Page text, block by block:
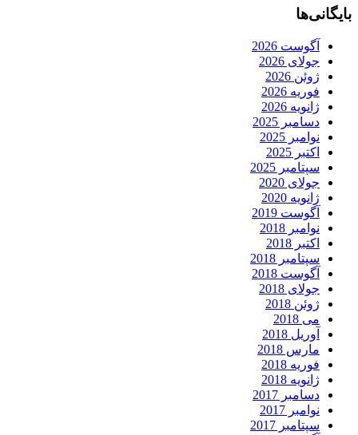
بایگانی‌ها
آگوست 2026
جولای 2026
ژوئن 2026
فوریه 2026
ژانویه 2026
دسامبر 2025
نوامبر 2025
اکتبر 2025
سپتامبر 2025
جولای 2020
ژانویه 2020
آگوست 2019
نوامبر 2018
اکتبر 2018
سپتامبر 2018
آگوست 2018
جولای 2018
ژوئن 2018
می 2018
آوریل 2018
مارس 2018
فوریه 2018
ژانویه 2018
دسامبر 2017
نوامبر 2017
سپتامبر 2017